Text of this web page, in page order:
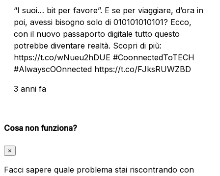
“I suoi… bit per favore”. E se per viaggiare, d’ora in
poi, avessi bisogno solo di 010101010101? Ecco,
con il nuovo passaporto digitale tutto questo
potrebbe diventare realtà. Scopri di più:
https://t.co/wNueu2hDUE #CoonnectedToTECH
#AlwayscOOnnected https://t.co/FJksRUWZBD
3 anni fa
Cosa non funziona?
×
Facci sapere quale problema stai riscontrando con